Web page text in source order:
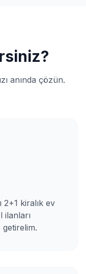
anında çözün.
2+1 kiralık ev
ilanları